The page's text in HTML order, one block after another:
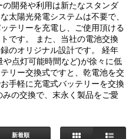
開発や利用は新たなスタンダ
太陽光発電システムは不要で、
テリーを充電し、ご使用頂ける
です。 また、当社の電池交換
のオリジナル設計です。 経年
点灯可能時間など)が徐々に低
リー交換式ですと、乾電池を交
手軽に充電式バッテリーを交換
の交換で、末永く製品をご愛
新着順